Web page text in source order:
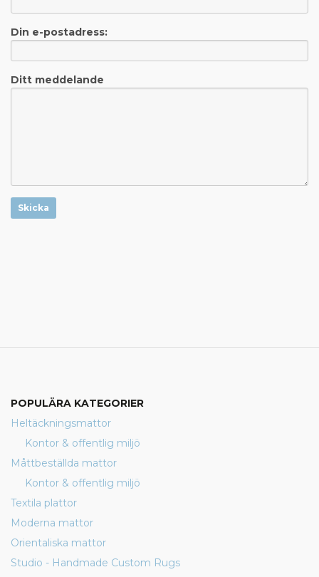
Din e-postadress:
Ditt meddelande
Skicka
POPULÄRA KATEGORIER
Heltäckningsmattor
Kontor & offentlig miljö
Måttbeställda mattor
Kontor & offentlig miljö
Textila plattor
Moderna mattor
Orientaliska mattor
Studio - Handmade Custom Rugs